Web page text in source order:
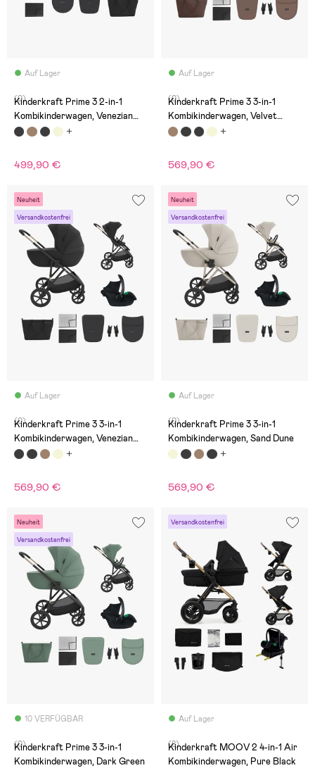
Auf Lager
(0)
Kinderkraft Prime 3 2-in-1
Kombikinderwagen, Venezian
Black
499,90 €
Auf Lager
(0)
Kinderkraft Prime 3 3-in-1
Kombikinderwagen, Velvet
Mocca
569,90 €
Neuheit
Versandkostenfrei
Auf Lager
(0)
Kinderkraft Prime 3 3-in-1
Kombikinderwagen, Venezian
Black
569,90 €
Neuheit
Versandkostenfrei
Auf Lager
(0)
Kinderkraft Prime 3 3-in-1
Kombikinderwagen, Sand Dune
569,90 €
Neuheit
Versandkostenfrei
10 VERFÜGBAR
(0)
Kinderkraft Prime 3 3-in-1
Kombikinderwagen, Dark Green
Versandkostenfrei
Auf Lager
(8)
Kinderkraft MOOV 2 4-in-1 Air
Kombikinderwagen, Pure Black